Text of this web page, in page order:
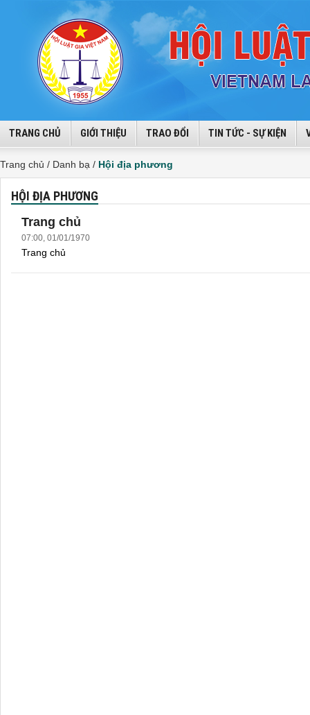
TRANG CHỦ GIỚI THIỆU TRAO ĐỔI TIN TỨC - SỰ KIỆN
Trang chủ / Danh bạ / Hội địa phương
HỘI ĐỊA PHƯƠNG
Trang chủ
07:00, 01/01/1970
Trang chủ